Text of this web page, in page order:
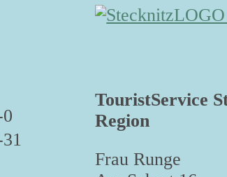
TouristService
Region
Frau Runge